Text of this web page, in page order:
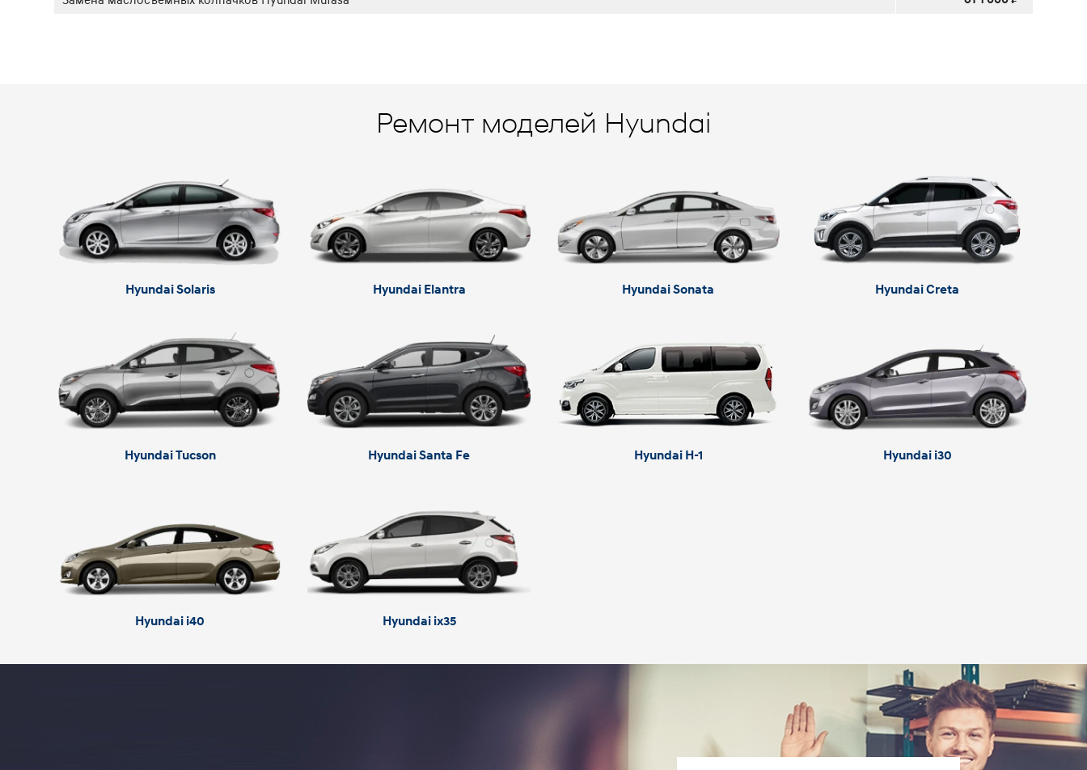
Ремонт моделей Hyundai
Hyundai Solaris Hyundai Elantra Hyundai Sonata Hyundai Creta
Hyundai Tucson Hyundai Santa Fe Hyundai H-1 Hyundai i30
Hyundai i40 Hyundai ix35